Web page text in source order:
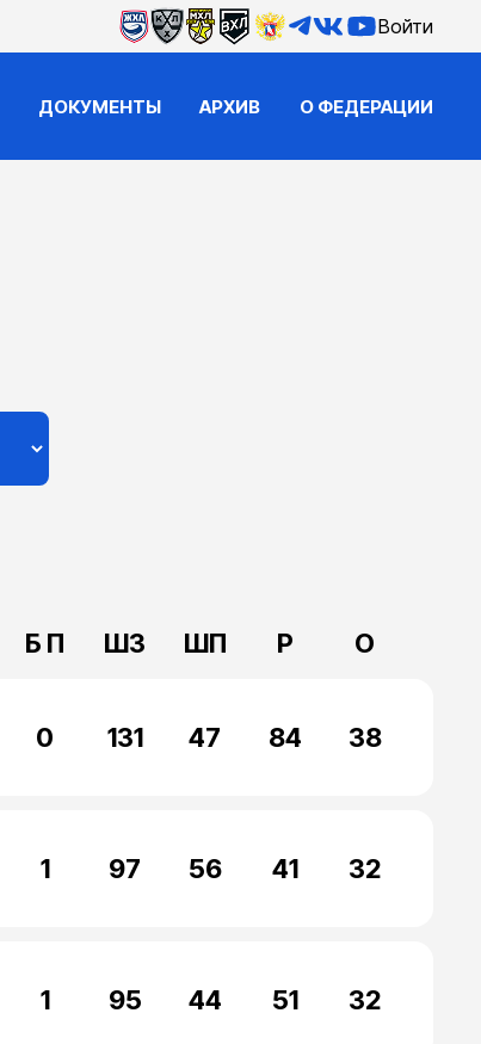
Войти
ДОКУМЕНТЫ АРХИВ О ФЕДЕРАЦИИ
Б П ШЗ ШП Р О
0 131 47 84 38
1 97 56 41 32
1 95 44 51 32